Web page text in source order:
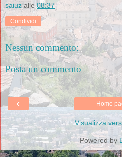
saiuz alle08:37
Condividi
Nessun commento:
Posta un commento
‹ Home
Visualizza
Powered by